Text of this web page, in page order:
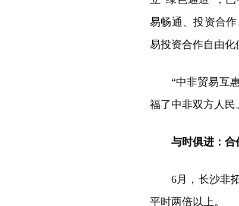
易畅通、投资合
易投资合作自由化
“中非贸易互
福了中非双方人民
与时俱进：合
6月，长沙非
平时两倍以上。